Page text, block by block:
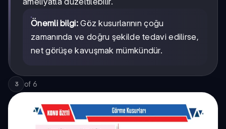
Önemli bilgi:Göz kusurlarının çoğu
zamanında ve doğru şekilde tedavi edilirse,
net görüşe kavuşmak mümkündür.
3 of 6